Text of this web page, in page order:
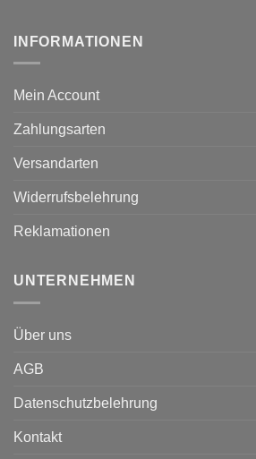
INFORMATIONEN
Mein Account
Zahlungsarten
Versandarten
Widerrufsbelehrung
Reklamationen
UNTERNEHMEN
Über uns
AGB
Datenschutzbelehrung
Kontakt